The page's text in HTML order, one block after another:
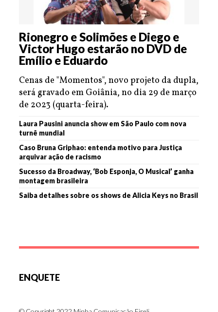
Rionegro e Solimões e Diego e
Victor Hugo estarão no DVD de
Emílio e Eduardo
Cenas de "Momentos", novo projeto da dupla,
será gravado em Goiânia, no dia 29 de março
de 2023 (quarta-feira).
Laura Pausini anuncia show em São Paulo com nova
turnê mundial
Caso Bruna Griphao: entenda motivo para Justiça
arquivar ação de racismo
Sucesso da Broadway, ‘Bob Esponja, O Musical’ ganha
montagem brasileira
Saiba detalhes sobre os shows de Alicia Keys no Brasil
ENQUETE